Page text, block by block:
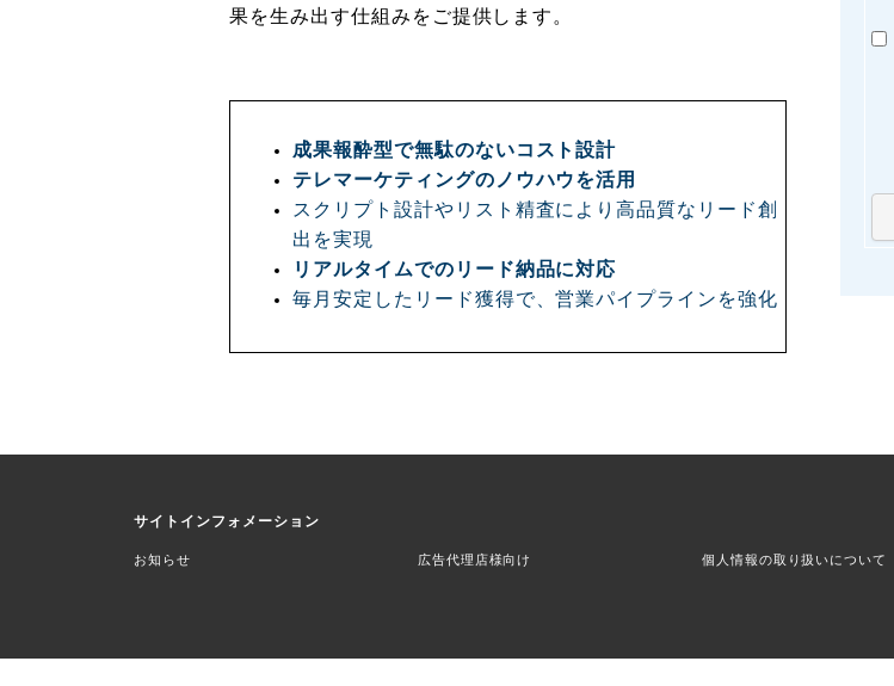
果を生み出す仕組みをご提供します。
成果報酔型で無駄のないコスト設計
テレマーケティングのノウハウを活用
スクリプト設計やリスト精査により高品質なリード創
出を実現
リアルタイムでのリード納品に対応
毎月安定したリード獲得で、営業パイプラインを強化
サイトインフォメーション
お知らせ 広告代理店様向け 個人情報の取り扱いについて